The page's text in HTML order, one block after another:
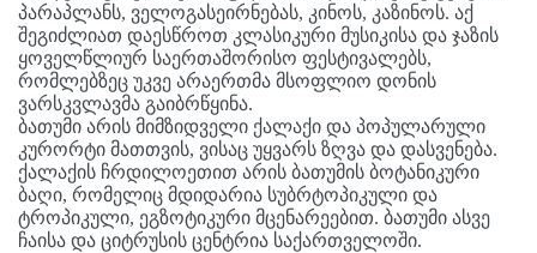
პარაპლანს, ველოგასეირნებას, კინოს, კაზინოს. აქ
შეგიძლიათ დაესწროთ კლასიკური მუსიკისა და ჯაზის
ყოველწლიურ საერთაშორისო ფესტივალებს,
რომლებზეც უკვე არაერთმა მსოფლიო დონის
ვარსკვლავმა გაიბრწყინა.
ბათუმი არის მიმზიდველი ქალაქი და პოპულარული
კურორტი მათთვის, ვისაც უყვარს ზღვა და დასვენება.
ქალაქის ჩრდილოეთით არის ბათუმის ბოტანიკური
ბაღი, რომელიც მდიდარია სუბრტოპიკული და
ტროპიკული, ეგზოტიკური მცენარეებით. ბათუმი ასვე
ჩაისა და ციტრუსის ცენტრია საქართველოში.